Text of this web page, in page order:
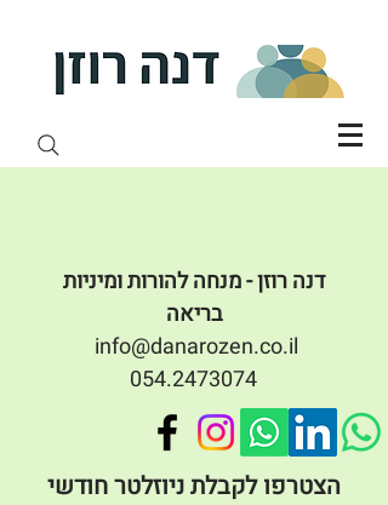
דנה רוזן - מנחה להורות ומיניות
בריאה
info@danarozen.co.il
054.2473074
הצטרפו לקבלת ניוזלטר חודשי